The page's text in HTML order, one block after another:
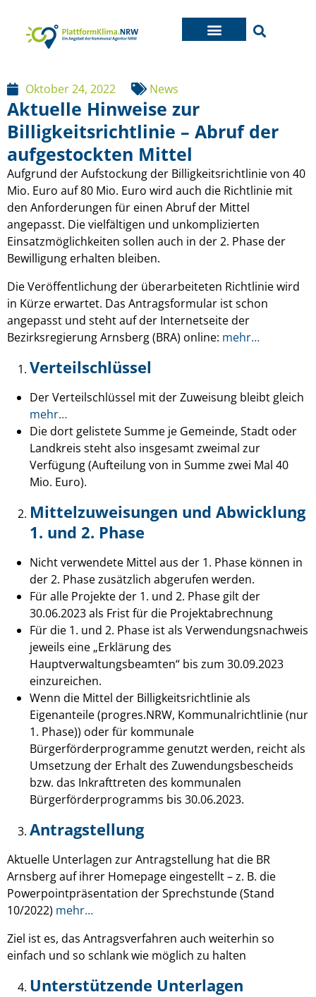
Oktober 24, 2022 News
Aktuelle Hinweise zur
Billigkeitsrichtlinie – Abruf der
aufgestockten Mittel
Aufgrund der Aufstockung der Billigkeitsrichtlinie von 40
Mio. Euro auf 80 Mio. Euro wird auch die Richtlinie mit
den Anforderungen für einen Abruf der Mittel
angepasst. Die vielfältigen und unkomplizierten
Einsatzmöglichkeiten sollen auch in der 2. Phase der
Bewilligung erhalten bleiben.
Die Veröffentlichung der überarbeiteten Richtlinie wird
in Kürze erwartet. Das Antragsformular ist schon
angepasst und steht auf der Internetseite der
Bezirksregierung Arnsberg (BRA) online: mehr…
Verteilschlüssel
Der Verteilschlüssel mit der Zuweisung bleibt gleich
mehr…
Die dort gelistete Summe je Gemeinde, Stadt oder
Landkreis steht also insgesamt zweimal zur
Verfügung (Aufteilung von in Summe zwei Mal 40
Mio. Euro).
Mittelzuweisungen und Abwicklung
1. und 2. Phase
Nicht verwendete Mittel aus der 1. Phase können in
der 2. Phase zusätzlich abgerufen werden.
Für alle Projekte der 1. und 2. Phase gilt der
30.06.2023 als Frist für die Projektabrechnung
Für die 1. und 2. Phase ist als Verwendungsnachweis
jeweils eine „Erklärung des
Hauptverwaltungsbeamten“ bis zum 30.09.2023
einzureichen.
Wenn die Mittel der Billigkeitsrichtlinie als
Eigenanteile (progres.NRW, Kommunalrichtlinie (nur
1. Phase)) oder für kommunale
Bürgerförderprogramme genutzt werden, reicht als
Umsetzung der Erhalt des Zuwendungsbescheids
bzw. das Inkrafttreten des kommunalen
Bürgerförderprogramms bis 30.06.2023.
Antragstellung
Aktuelle Unterlagen zur Antragstellung hat die BR
Arnsberg auf ihrer Homepage eingestellt – z. B. die
Powerpointpräsentation der Sprechstunde (Stand
10/2022) mehr…
Ziel ist es, das Antragsverfahren auch weiterhin so
einfach und so schlank wie möglich zu halten
Unterstützende Unterlagen